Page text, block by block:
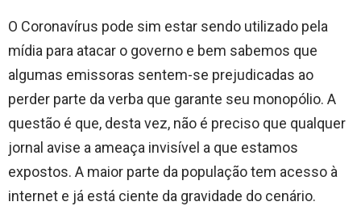
O Coronavírus pode sim estar sendo utilizado pela
mídia para atacar o governo e bem sabemos que
algumas emissoras sentem-se prejudicadas ao
perder parte da verba que garante seu monopólio. A
questão é que, desta vez, não é preciso que qualquer
jornal avise a ameaça invisível a que estamos
expostos. A maior parte da população tem acesso à
internet e já está ciente da gravidade do cenário.